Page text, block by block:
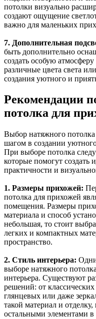
потолки визуально
создают ощущение
важно для маленьких
7. Дополнительная
быть дополнительно
создать особую
различные цвета света
создания уютного и
Рекомендации
потолка для
Выбор натяжного
шагом в создании
При выборе потолка
которые помогут создать
практичности и
1. Размеры прихожей:
потолка для прихожей
помещения. Размеры
материала и способ
небольшая, то стоит
легких и компактных
пространство.
2. Стиль интерьера:
выборе натяжного
интерьера. Существуют
решений: от
глянцевых или даже
такой материал и
остальными элементами